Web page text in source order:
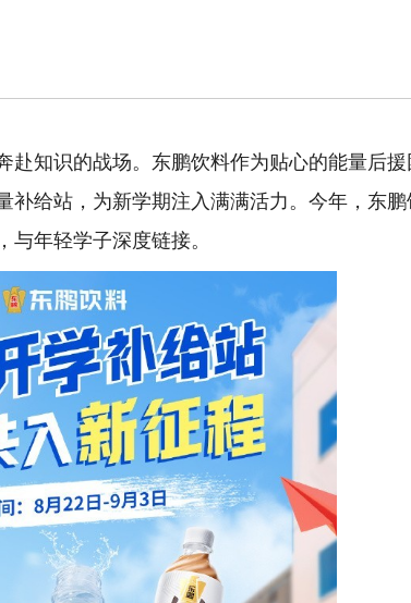
识的战场。东鹏饮料作为贴心的能量后援
补给站，为新学期注入满满活力。今年，东鹏
年轻学子深度链接。